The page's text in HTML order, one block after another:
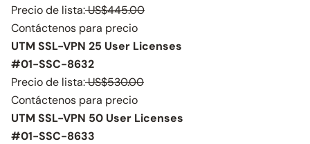
Precio de lista:US$445.00
Contáctenos para precio
UTM SSL-VPN 25 User Licenses
#01-SSC-8632
Precio de lista:US$530.00
Contáctenos para precio
UTM SSL-VPN 50 User Licenses
#01-SSC-8633